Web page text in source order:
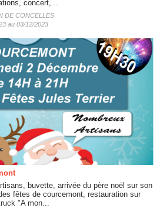
concert,...
DE CONCELLES
au 03/12/2023
buvette, arrivée du père noël sur son
fêtes de courcemont, restauration sur
"A mon...